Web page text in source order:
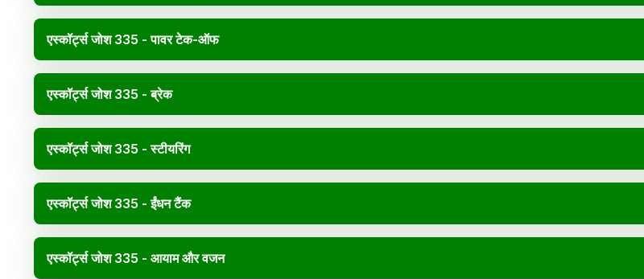
एस्कॉर्ट्स जोश 335 - पावर टेक-ऑफ
एस्कॉर्ट्स जोश 335 - ब्रेक
एस्कॉर्ट्स जोश 335 - स्टीयरिंग
एस्कॉर्ट्स जोश 335 - ईंधन टैंक
एस्कॉर्ट्स जोश 335 - आयाम और वजन